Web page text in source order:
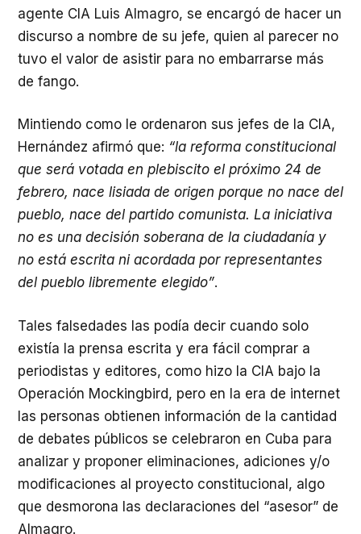
agente CIA Luis Almagro, se encargó de hacer un
discurso a nombre de su jefe, quien al parecer no
tuvo el valor de asistir para no embarrarse más
de fango.
Mintiendo como le ordenaron sus jefes de la CIA,
Hernández afirmó que: “la reforma constitucional
que será votada en plebiscito el próximo 24 de
febrero, nace lisiada de origen porque no nace del
pueblo, nace del partido comunista. La iniciativa
no es una decisión soberana de la ciudadanía y
no está escrita ni acordada por representantes
del pueblo libremente elegido”.
Tales falsedades las podía decir cuando solo
existía la prensa escrita y era fácil comprar a
periodistas y editores, como hizo la CIA bajo la
Operación Mockingbird, pero en la era de internet
las personas obtienen información de la cantidad
de debates públicos se celebraron en Cuba para
analizar y proponer eliminaciones, adiciones y/o
modificaciones al proyecto constitucional, algo
que desmorona las declaraciones del “asesor” de
Almagro.